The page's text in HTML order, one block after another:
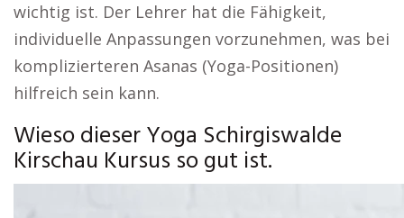
wichtig ist. Der Lehrer hat die Fähigkeit,
individuelle Anpassungen vorzunehmen, was bei
komplizierteren Asanas (Yoga-Positionen)
hilfreich sein kann.
Wieso dieser Yoga Schirgiswalde
Kirschau Kursus so gut ist.